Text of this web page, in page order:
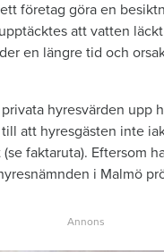
företag göra en
att vatten
en längre tid och
hyresvärden upp
att hyresgästen inte
faktaruta). Eftersom
i Malmö